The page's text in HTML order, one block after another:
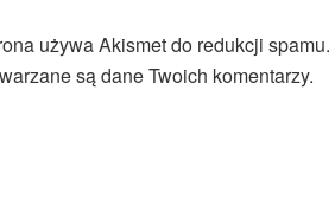
używa Akismet do redukcji spamu.
są dane Twoich komentarzy.